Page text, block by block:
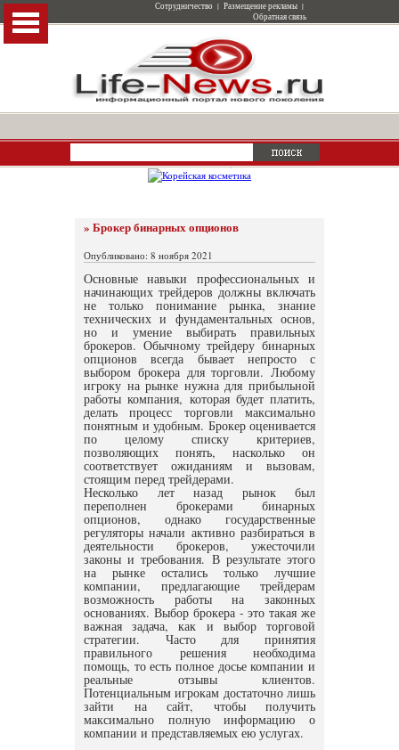
Сотрудничество | Размещение рекламы |
Обратная связь
» Брокер бинарных опционов
Опубликовано: 8 ноября 2021
Основные навыки профессиональных и
начинающих трейдеров должны включать
не только понимание рынка, знание
технических и фундаментальных основ,
но и умение выбирать правильных
брокеров. Обычному трейдеру бинарных
опционов всегда бывает непросто с
выбором брокера для торговли. Любому
игроку на рынке нужна для прибыльной
работы компания, которая будет платить,
делать процесс торговли максимально
понятным и удобным. Брокер оценивается
по целому списку критериев,
позволяющих понять, насколько он
соответствует ожиданиям и вызовам,
стоящим перед трейдерами.
Несколько лет назад рынок был
переполнен брокерами бинарных
опционов, однако государственные
регуляторы начали активно разбираться в
деятельности брокеров, ужесточили
законы и требования. В результате этого
на рынке остались только лучшие
компании, предлагающие трейдерам
возможность работы на законных
основаниях. Выбор брокера - это такая же
важная задача, как и выбор торговой
стратегии. Часто для принятия
правильного решения необходима
помощь, то есть полное досье компании и
реальные отзывы клиентов.
Потенциальным игрокам достаточно лишь
зайти на сайт, чтобы получить
максимально полную информацию о
компании и представляемых ею услугах.